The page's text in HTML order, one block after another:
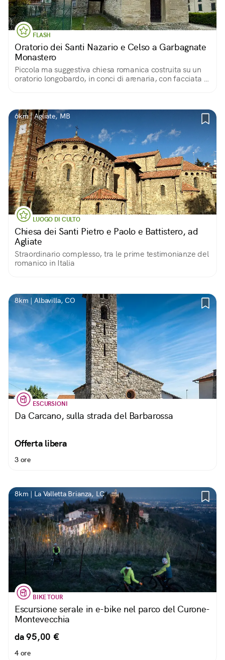
FLASH
Oratorio dei Santi Nazario e Celso a Garbagnate
Monastero
Piccola ma suggestiva chiesa romanica costruita su un
oratorio longobardo, in conci di arenaria, con facciata a
6km | Agliate, MB
LUOGO DI CULTO
Chiesa dei Santi Pietro e Paolo e Battistero, ad
Agliate
Straordinario complesso, tra le prime testimonianze del
romanico in Italia
8km | Albavilla, CO
ESCURSIONI
Da Carcano, sulla strada del Barbarossa
Offerta libera
3 ore
8km | La Valletta Brianza, LC
BIKE TOUR
Escursione serale in e-bike nel parco del Curone-
Montevecchia
da 95,00 €
4 ore